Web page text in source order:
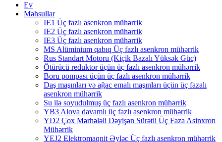
Ev
Məhsullar
IE1 Üç fazlı asenkron mühərrik
IE2 Üç fazlı asenkron mühərrik
IE3 Üç fazlı asenkron mühərrik
MS Alüminium qabıq Üç fazlı asenkron mühərrik
Rus Standart Motoru (Kiçik Bazalı Yüksək Güc)
Ötürücü reduktor üçün üç fazlı asenkron mühərrik
Boru pompası üçün üç fazlı asenkron mühərrik
Daş maşınları və ağac emalı maşınları üçün üç fazalı
asenkron mühərrik
Su ilə soyudulmuş üç fazlı asenkron mühərrik
YB3 Alova davamlı üç fazlı asenkron mühərrik
YD2 Çox Mərhələli Dəyişən Sürətli Üç Faza Asinxron
Mühərrik
YEJ2 Elektromaqnit Əyləc Üç fazlı asenkron mühərrik